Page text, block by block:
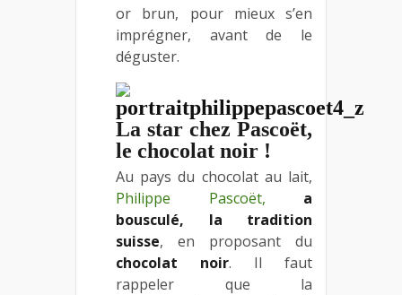
or brun, pour mieux s’en
imprégner, avant de le
déguster.
La star chez Pascoët,
le chocolat noir !
Au pays du chocolat au lait,
Philippe Pascoët,
a
bousculé, la tradition
suisse, en proposant du
chocolat noir. Il faut
rappeler que la